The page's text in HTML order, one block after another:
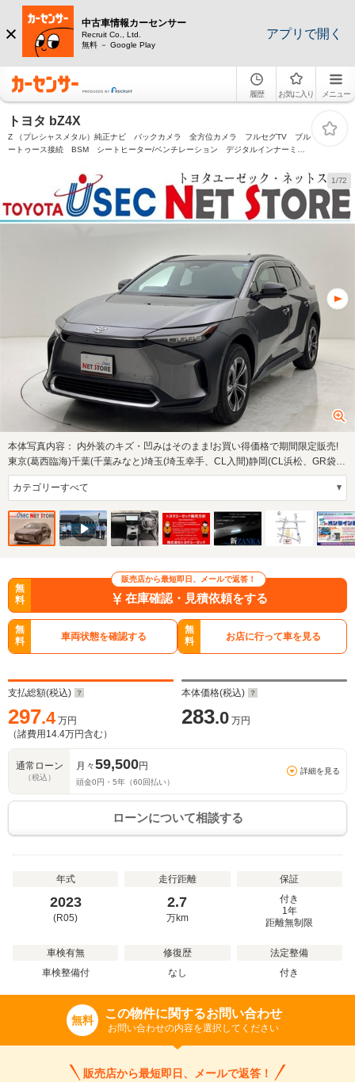
中古車情報カーセンサー
Recruit Co., Ltd.
無料 － Google Play
アプリで開く
履歴 お気に入り メニュー
トヨタ bZ4X
Z （プレシャスメタル）純正ナビ バックカメラ 全方位カメラ フルセグTV ブル
ートゥース接続 BSM シートヒーター/ベンチレーション デジタルインナーミラ
1/72
本体写真内容： 内外装のキズ・凹みはそのまま!お買い得価格で期間限定販売!
東京(葛西臨海)千葉(千葉みなと)埼玉(埼玉幸手、CL入間)静岡(CL浜松、GR袋
井)愛知(東海…
販売店から最短即日、メールで返答！
無
料
在庫確認・見積依頼をする
無
料
車両状態を確認する
無
料
お店に行って車を見る
支払総額(税込)
297.4万円
（諸費用 14.4万円含む）
本体価格(税込)
283.0 万円
通常ローン
（税込）
月々59,500円
頭金0円・ 5年（60 回払い）
詳細を見る
ローンについて相談する
年式
2023
(R05)
走行距離
2.7
万km
保証
付き
1年
距離無制限
車検有無
車検整備付
修復歴
なし
法定整備
付き
無料 この物件に関するお問い合わせ
お問い合わせの内容を選択してください
販売店から最短即日、メールで返答！